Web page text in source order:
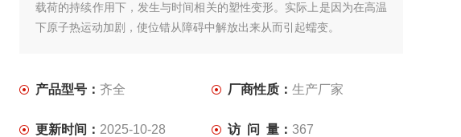
载荷的持续作用下，发生与时间相关的塑性变形。实际上是因为在高温
下原子热运动加剧，使位错从障碍中解放出来从而引起蠕变。
产品型号： 齐全 厂商性质： 生产厂家
更新时间： 2025-10-28 访 问 量： 367